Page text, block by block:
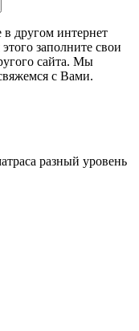
другом интернет
заполните свои
сайта. Мы
с Вами.
разный уровень